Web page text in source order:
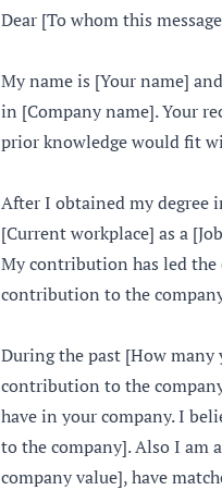
Dear [To whom this
My name is [Your name]
in [Company name]. Your
prior knowledge would fit
After I obtained my degree
[Current workplace] as a
My contribution has led the
contribution to the
During the past [How many
contribution to the
have in your company. I
to the company]. Also I am
company value], have